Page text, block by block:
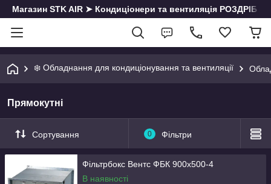
Магазин STK AIR ➤ Кондиціонери та вентиляція РОЗДРІБ
❄️ Обладнання для кондиціонування та вентиляції
Прямокутні
Сортування 0 Фільтри
Фільтрбокс Вентс ФБК 900x500-4
В наявності